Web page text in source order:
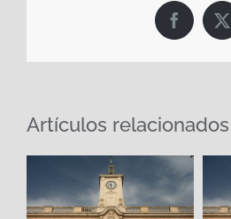
Facebook
X
Artículos relacionados